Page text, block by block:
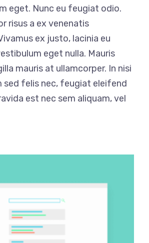
eget. Nunc eu feugiat odio.
risus a ex venenatis
ex justo, lacinia eu
eget nulla. Mauris
mauris at ullamcorper. In nisi
sed felis nec, feugiat eleifend
est nec sem aliquam, vel